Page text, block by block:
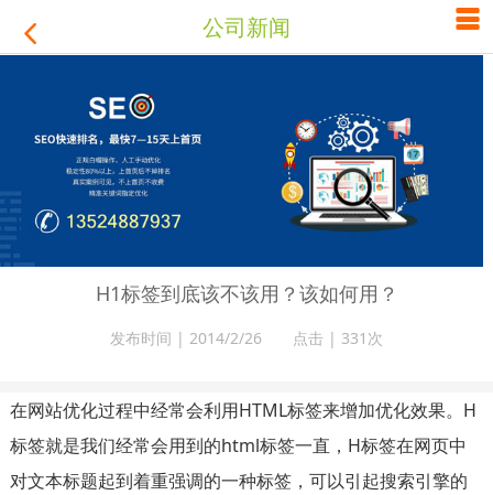
 公司新闻 
H1标签到底该不该用？该如何用？
发布时间 | 2014/2/26 点击 | 331次
在网站优化过程中经常会利用HTML标签来增加优化效果。H
标签就是我们经常会用到的html标签一直，H标签在网页中
对文本标题起到着重强调的一种标签，可以引起搜索引擎的